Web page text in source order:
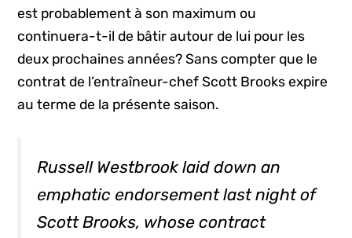
est probablement à son maximum ou
continuera-t-il de bâtir autour de lui pour les
deux prochaines années? Sans compter que le
contrat de l’entraîneur-chef Scott Brooks expire
au terme de la présente saison.
Russell Westbrook laid down an
emphatic endorsement last night of
Scott Brooks, whose contract